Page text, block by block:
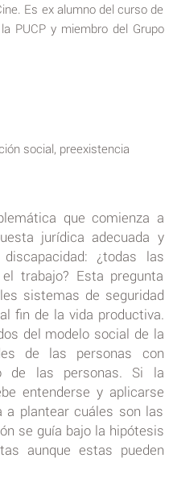
Es ex alumno del curso de
PUCP y miembro del Grupo
social, preexistencia
que comienza a
jurídica adecuada y
¿todas las
trabajo? Esta pregunta
sistemas de seguridad
fin de la vida productiva.
del modelo social de la
de las personas con
de las personas. Si la
entenderse y aplicarse
a plantear cuáles son las
se guía bajo la hipótesis
aunque estas pueden